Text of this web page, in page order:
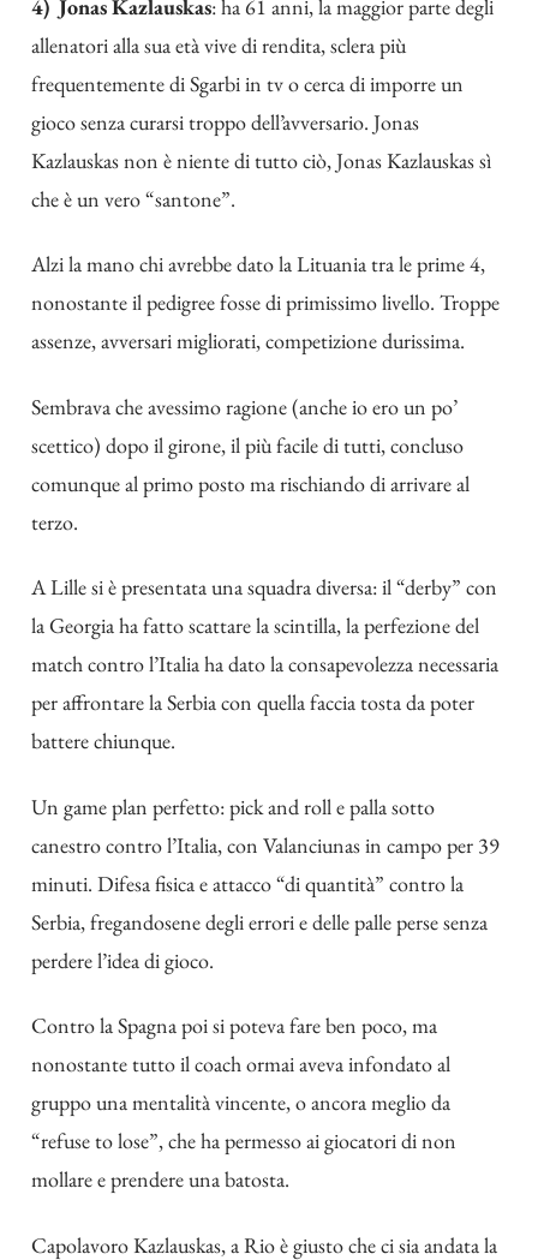
4) Jonas Kazlauskas: ha 61 anni, la maggior parte degli
allenatori alla sua età vive di rendita, sclera più
frequentemente di Sgarbi in tv o cerca di imporre un
gioco senza curarsi troppo dell’avversario. Jonas
Kazlauskas non è niente di tutto ciò, Jonas Kazlauskas sì
che è un vero “santone”.
Alzi la mano chi avrebbe dato la Lituania tra le prime 4,
nonostante il pedigree fosse di primissimo livello. Troppe
assenze, avversari migliorati, competizione durissima.
Sembrava che avessimo ragione (anche io ero un po’
scettico) dopo il girone, il più facile di tutti, concluso
comunque al primo posto ma rischiando di arrivare al
terzo.
A Lille si è presentata una squadra diversa: il “derby” con
la Georgia ha fatto scattare la scintilla, la perfezione del
match contro l’Italia ha dato la consapevolezza necessaria
per affrontare la Serbia con quella faccia tosta da poter
battere chiunque.
Un game plan perfetto: pick and roll e palla sotto
canestro contro l’Italia, con Valanciunas in campo per 39
minuti. Difesa fisica e attacco “di quantità” contro la
Serbia, fregandosene degli errori e delle palle perse senza
perdere l’idea di gioco.
Contro la Spagna poi si poteva fare ben poco, ma
nonostante tutto il coach ormai aveva infondato al
gruppo una mentalità vincente, o ancora meglio da
“refuse to lose”, che ha permesso ai giocatori di non
mollare e prendere una batosta.
Capolavoro Kazlauskas, a Rio è giusto che ci sia andata la